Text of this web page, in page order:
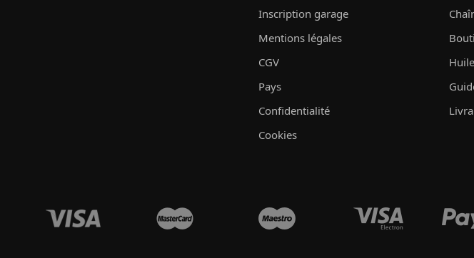
Inscription garage
Mentions légales
CGV
Pays
Confidentialité
Cookies